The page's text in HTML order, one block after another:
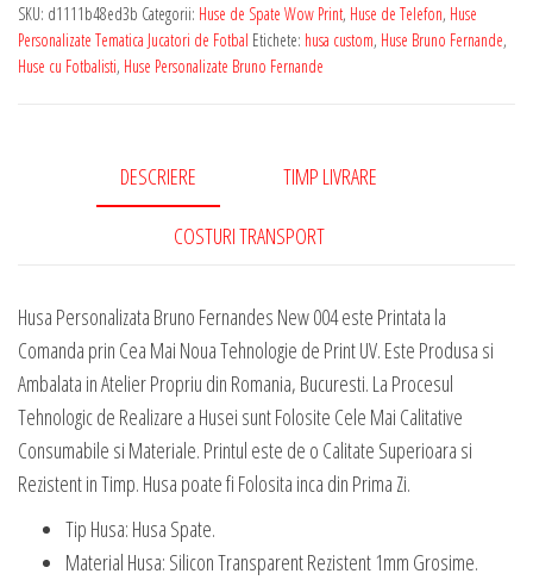
Personalizata
cu
SKU: d1111b48ed3b Categorii: Huse de Spate Wow Print, Huse de Telefon, Huse
Personalizate Tematica Jucatori de Fotbal Etichete: husa custom, Huse Bruno Fernande,
Huse cu Fotbalisti, Huse Personalizate Bruno Fernande
DESCRIERE TIMP LIVRARE
COSTURI TRANSPORT
Husa Personalizata Bruno Fernandes New 004 este Printata la
Comanda prin Cea Mai Noua Tehnologie de Print UV. Este Produsa si
Ambalata in Atelier Propriu din Romania, Bucuresti. La Procesul
Tehnologic de Realizare a Husei sunt Folosite Cele Mai Calitative
Consumabile si Materiale. Printul este de o Calitate Superioara si
Rezistent in Timp. Husa poate fi Folosita inca din Prima Zi.
Tip Husa: Husa Spate.
Material Husa: Silicon Transparent Rezistent 1mm Grosime.